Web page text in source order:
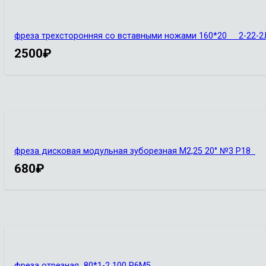
фреза трехсторонняя со вставными ножами 160*20 2-22-
2500₽
фреза дисковая модульная зуборезная М2,25 20° №3 Р18
680₽